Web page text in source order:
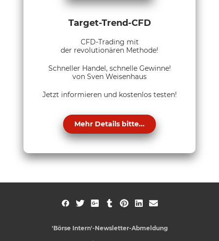
Target-Trend-CFD
CFD-Trading mit
der revolutionären Methode!
Schneller Handel, schnelle Gewinne!
von Sven Weisenhaus
Jetzt informieren und kostenlos testen!
Mehr Details bitte...
'Börse Intern'-Newsletter-Abmeldung